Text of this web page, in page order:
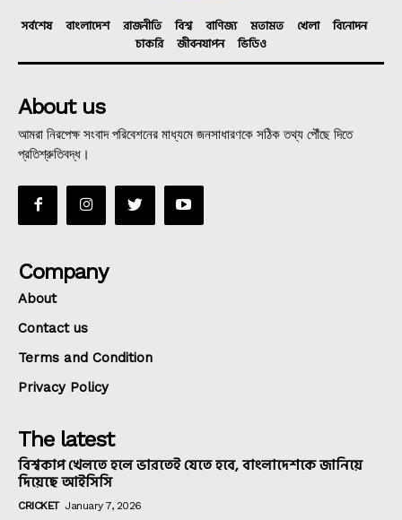
সর্বশেষ বাংলাদেশ রাজনীতি বিশ্ব বাণিজ্য মতামত খেলা
বিনোদন
চাকরি
জীবনযাপন ভিডিও
About us
আমরা নিরপেক্ষ সংবাদ পরিবেশনের মাধ্যমে জনসাধারণকে সঠিক তথ্য পৌঁছে দিতে
প্রতিশ্রুতিবদ্ধ।
Company
About
Contact us
Terms and Condition
Privacy Policy
The latest
বিশ্বকাপ খেলতে হলে ভারতেই যেতে হবে, বাংলাদেশকে জানিয়ে
দিয়েছে আইসিসি
CRICKET January 7, 2026